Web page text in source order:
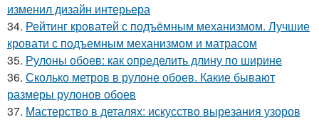
изменил дизайн интерьера
34. Рейтинг кроватей с подъёмным механизмом. Лучшие
кровати с подъемным механизмом и матрасом
35. Рулоны обоев: как определить длину по ширине
36. Сколько метров в рулоне обоев. Какие бывают
размеры рулонов обоев
37. Мастерство в деталях: искусство вырезания узоров